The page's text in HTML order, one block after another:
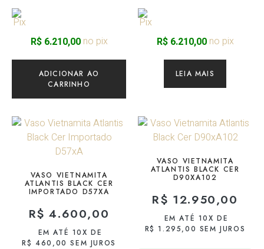
R$6.210,00no pix
ADICIONAR AO
CARRINHO
R$6.210,00no pix
LEIA MAIS
VASO VIETNAMITA
ATLANTIS BLACK CER
IMPORTADO D57XA
R$ 4.600,00
EM ATÉ 10X DE
R$ 460,00 SEM JUROS
VASO VIETNAMITA
ATLANTIS BLACK CER
D90XA102
R$ 12.950,00
EM ATÉ 10X DE
R$ 1.295,00 SEM JUROS